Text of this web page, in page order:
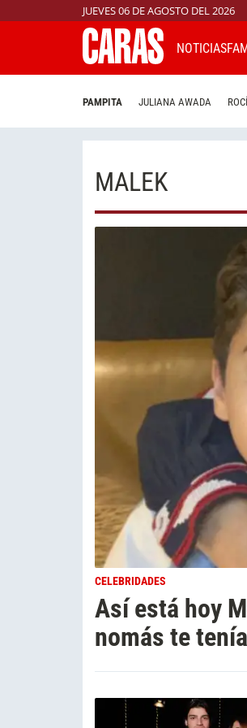
JUEVES 06 DE AGOSTO DEL 2026
NOTICIAS
PAMPITA JULIANA AWADA
MALEK
CELEBRIDADES
Así está hoy
nomás te